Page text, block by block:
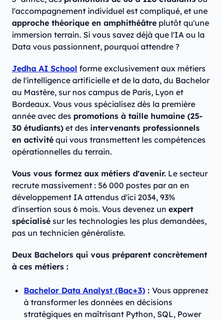
l'accompagnement individuel est compliqué, et une
approche théorique en amphithéâtre plutôt qu'une
immersion terrain. Si vous savez déjà que l'IA ou la
Data vous passionnent, pourquoi attendre ?
Jedha AI School forme exclusivement aux métiers
de l'intelligence artificielle et de la data, du Bachelor
au Mastère, sur nos campus de Paris, Lyon et
Bordeaux. Vous vous spécialisez dès la première
année avec des promotions à taille humaine (25-
30 étudiants) et des intervenants professionnels
en activité qui vous transmettent les compétences
opérationnelles du terrain.
Vous vous formez aux métiers d'avenir. Le secteur
recrute massivement : 56 000 postes par an en
développement IA attendus d'ici 2034, 93%
d'insertion sous 6 mois. Vous devenez un expert
spécialisé sur les technologies les plus demandées,
pas un technicien généraliste.
Deux Bachelors qui vous préparent concrètement
à ces métiers :
Bachelor Data Analyst (Bac+3) : Vous apprenez
à transformer les données en décisions
stratégiques en maîtrisant Python, SQL, Power